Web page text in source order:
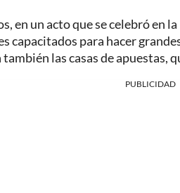
en un acto que se celebró en
capacitados para hacer
las casas de apuestas,
PUBLICIDAD